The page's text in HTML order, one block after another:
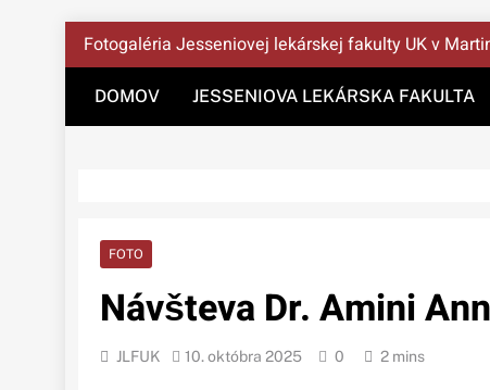
Skip
content
Správy Z JLF UK
Fotogaléria Jesseniovej lekárskej fakulty UK v
DOMOV JESSENIOVA LEKÁRSKA FAKULTA
FOTO
Návšteva Dr. Amini
JLFUK 10. októbra 2025 0 2 mins